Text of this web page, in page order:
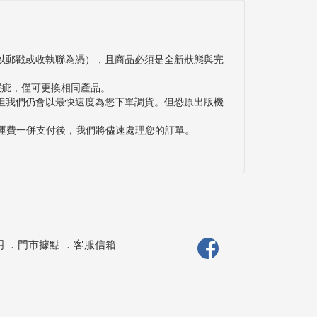
戳或收執聯為憑），且商品必須是全新狀態與完
，僅可更換相同產品。
們仍會以最快速度為您下單調貨。但恐原出版機
一併支付後，我們將儘速處理您的訂單。
． 門市據點． 客服信箱